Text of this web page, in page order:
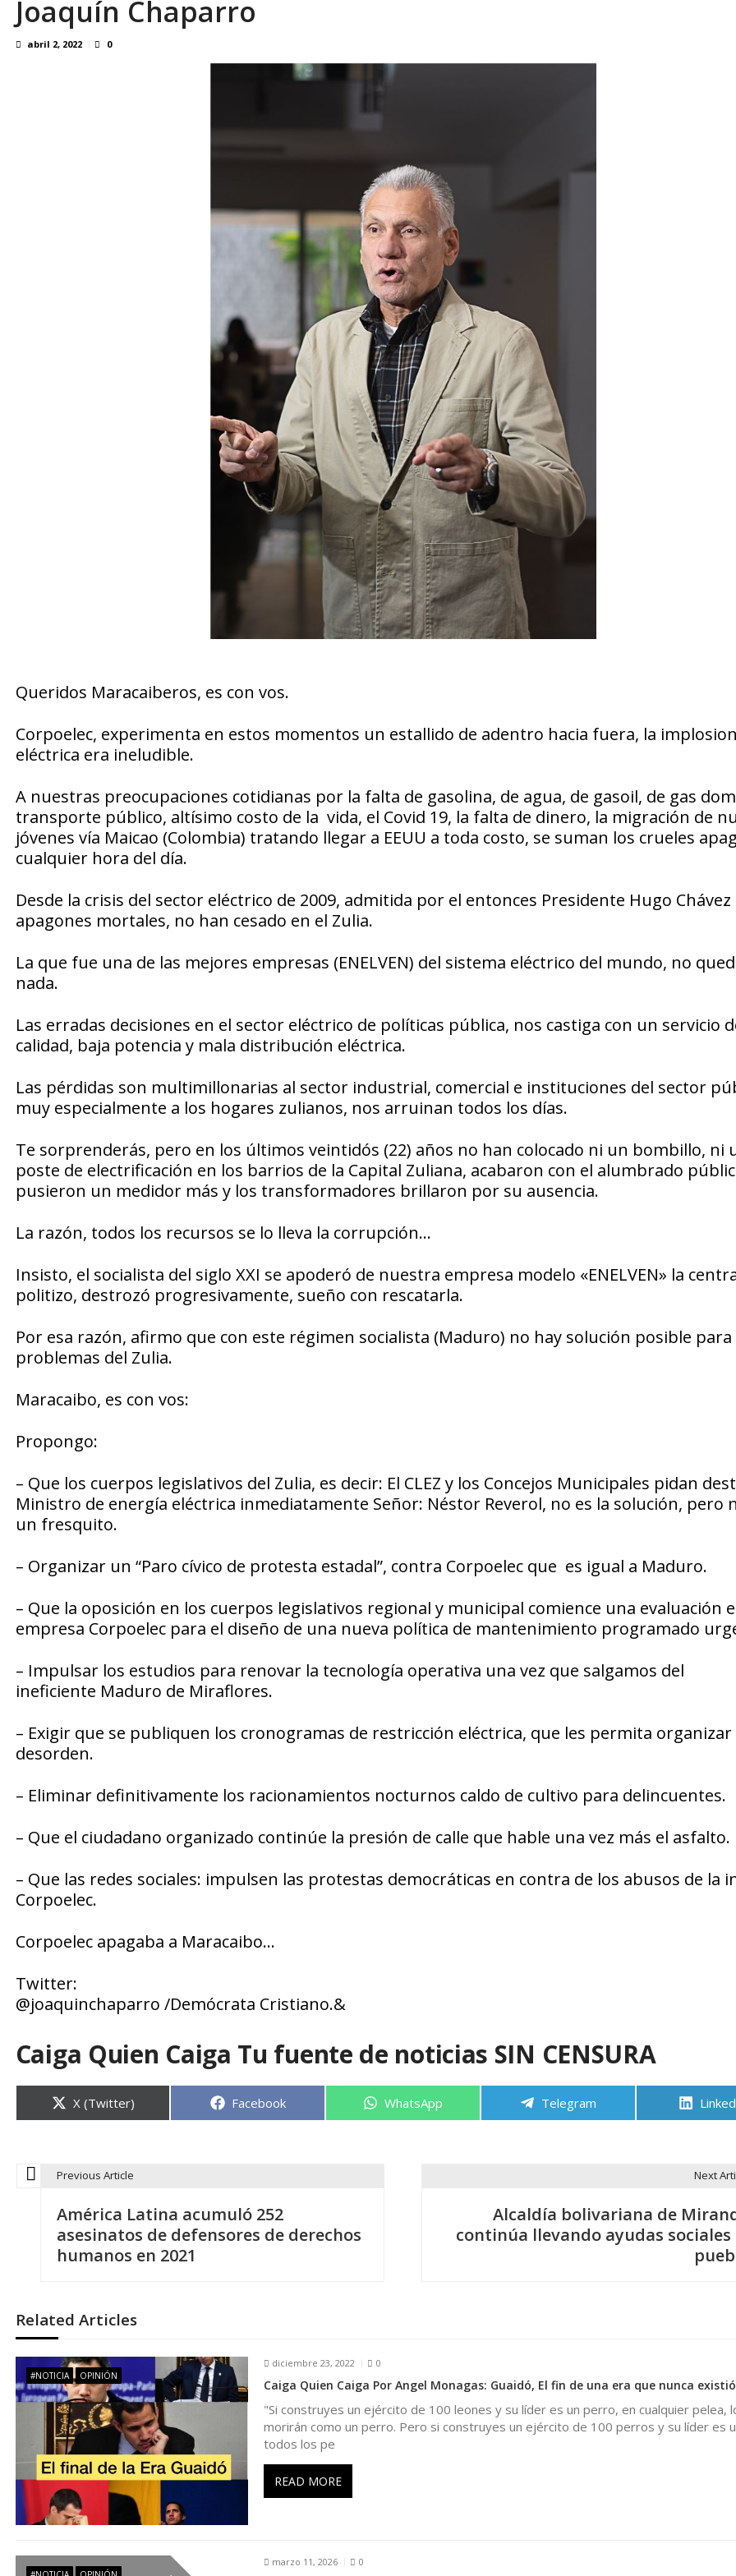
Joaquín Chaparro
abril 2, 2022 0
Queridos Maracaiberos, es con vos.
Corpoelec, experimenta en estos momentos un estallido de adentro hacia fuera, la
eléctrica era ineludible.
A nuestras preocupaciones cotidianas por la falta de gasolina, de agua, de gasoil, de gas
transporte público, altísimo costo de la vida, el Covid 19, la falta de dinero, la migración de
jóvenes vía Maicao (Colombia) tratando llegar a EEUU a toda costo, se suman los crueles
cualquier hora del día.
Desde la crisis del sector eléctrico de 2009, admitida por el entonces Presidente Hugo Chávez
apagones mortales, no han cesado en el Zulia.
La que fue una de las mejores empresas (ENELVEN) del sistema eléctrico del mundo, no
nada.
Las erradas decisiones en el sector eléctrico de políticas pública, nos castiga con un servicio
calidad, baja potencia y mala distribución eléctrica.
Las pérdidas son multimillonarias al sector industrial, comercial e instituciones del sector
muy especialmente a los hogares zulianos, nos arruinan todos los días.
Te sorprenderás, pero en los últimos veintidós (22) años no han colocado ni un bombillo, ni
poste de electrificación en los barrios de la Capital Zuliana, acabaron con el alumbrado
pusieron un medidor más y los transformadores brillaron por su ausencia.
La razón, todos los recursos se lo lleva la corrupción…
Insisto, el socialista del siglo XXI se apoderó de nuestra empresa modelo «ENELVEN» la
politizo, destrozó progresivamente, sueño con rescatarla.
Por esa razón, afirmo que con este régimen socialista (Maduro) no hay solución posible para
problemas del Zulia.
Maracaibo, es con vos:
Propongo:
– Que los cuerpos legislativos del Zulia, es decir: El CLEZ y los Concejos Municipales pidan
Ministro de energía eléctrica inmediatamente Señor: Néstor Reverol, no es la solución, pero
un fresquito.
– Organizar un “Paro cívico de protesta estadal”, contra Corpoelec que es igual a Maduro.
– Que la oposición en los cuerpos legislativos regional y municipal comience una evaluación
empresa Corpoelec para el diseño de una nueva política de mantenimiento programado
– Impulsar los estudios para renovar la tecnología operativa una vez que salgamos del
ineficiente Maduro de Miraflores.
– Exigir que se publiquen los cronogramas de restricción eléctrica, que les permita organizar
desorden.
– Eliminar definitivamente los racionamientos nocturnos caldo de cultivo para delincuentes.
– Que el ciudadano organizado continúe la presión de calle que hable una vez más el asfalto.
– Que las redes sociales: impulsen las protestas democráticas en contra de los abusos de la
Corpoelec.
Corpoelec apagaba a Maracaibo…
Twitter:
@joaquinchaparro /Demócrata Cristiano.&
Caiga Quien Caiga Tu fuente de noticias SIN CENSURA
Compartir
en
X (Twitter) Compartir
Facebook Compartir
WhatsApp Compartir
Telegram
e
g
a
i
ó
n
Previous Article
América Latina acumuló 252
asesinatos de defensores de derechos
humanos en 2021
Next
Alcaldía bolivariana de
continúa llevando ayudas sociales
Related Articles
#NOTICIA OPINIÓN
diciembre 23, 2022 0
Caiga Quien Caiga Por Angel Monagas: Guaidó, El fin de una era que nunca existió
"Si construyes un ejército de 100 leones y su líder es un perro, en cualquier pelea,
morirán como un perro. Pero si construyes un ejército de 100 perros y su líder es
todos los pe
READ MORE
marzo 11, 2026 0